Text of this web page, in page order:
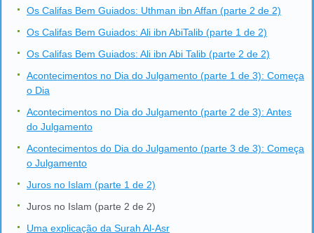
Os Califas Bem Guiados: Uthman ibn Affan (parte 2 de 2)
Os Califas Bem Guiados: Ali ibn AbiTalib (parte 1 de 2)
Os Califas Bem Guiados: Ali ibn Abi Talib (parte 2 de 2)
Acontecimentos no Dia do Julgamento (parte 1 de 3): Começa
o Dia
Acontecimentos no Dia do Julgamento (parte 2 de 3): Antes
do Julgamento
Acontecimentos do Dia do Julgamento (parte 3 de 3): Começa
o Julgamento
Juros no Islam (parte 1 de 2)
Juros no Islam (parte 2 de 2)
Uma explicação da Surah Al-Asr